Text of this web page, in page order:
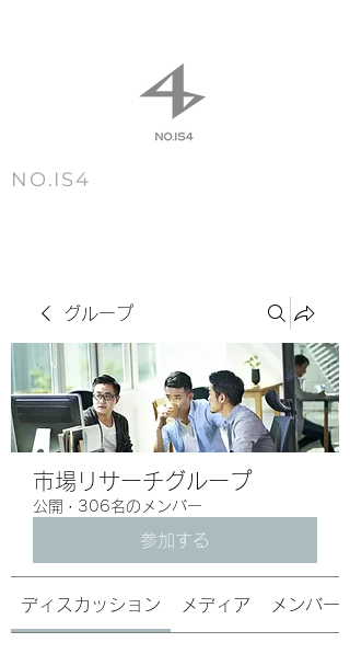
NO.IS4
グループ
市場リサーチグループ
公開 · 306名のメンバー
参加する
ディスカッション メディア メンバー